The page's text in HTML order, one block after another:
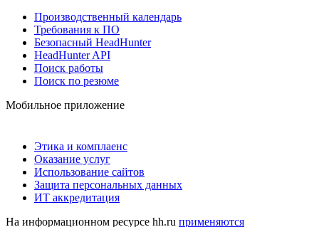
Производственный календарь
Требования к ПО
Безопасный HeadHunter
HeadHunter API
Поиск работы
Поиск по резюме
Мобильное приложение
Этика и комплаенс
Оказание услуг
Использование сайтов
Защита персональных данных
ИТ аккредитация
На информационном ресурсе hh.ru применяются